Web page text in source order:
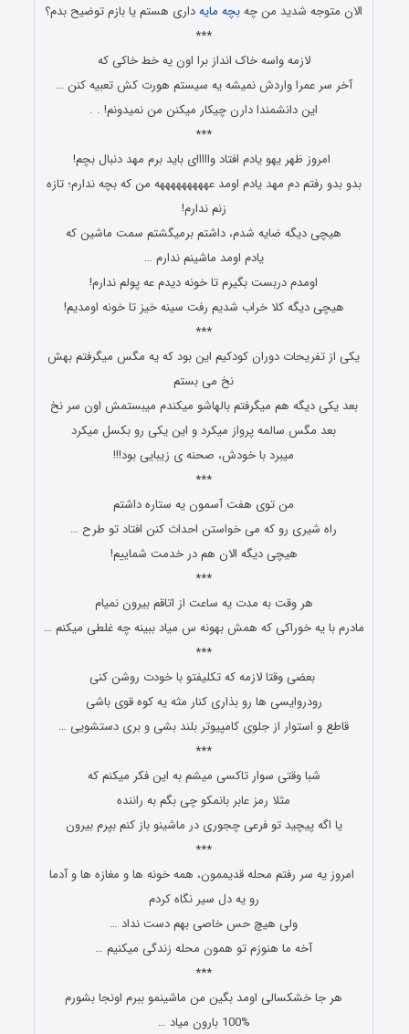
الان متوجه شدید من چهبچه مایهداری هستم یا بازم توضیح بدم؟
***
ﻻﺯﻣﻪ ﻭﺍﺳﻪ ﺧﺎﮎ ﺍﻧﺪﺍﺯ ﺑﺮﺍ ﺍﻭﻥ ﯾﻪ ﺧﻂ ﺧﺎﮐﯽ ﮐﻪ
ﺁﺧﺮ ﺳﺮ ﻋﻤﺮﺍ ﻭﺍﺭﺩﺵ ﻧﻤﯿﺸﻪ ﯾﻪ ﺳﯿﺴﺘﻢ ﻫﻮﺭﺕ ﮐﺶ ﺗﻌﺒﯿﻪ ﮐﻨﻦ …
ﺍﯾﻦ ﺩﺍﻧﺸﻤﻨﺪﺍ ﺩﺍﺭﻥ ﭼﯿﮑﺎﺭ ﻣﯿﮑﻨﻦ ﻣﻦ ﻧﻤﯿﺪﻭﻧﻢ! . .
***
ﺑﺪﻭ ﺑﺪﻭ ﺭﻓﺘﻢ ﺩﻡ ﻣﻬﺪ ﯾﺎﺩﻡ ﺍﻭﻣﺪ ﻋﻬﻬﻬﻬﻬﻬﻬﻬﻬﻪ ﻣﻦ ﮐﻪ ﺑﭽﻪ ﻧﺪﺍﺭﻡ؛ ﺗﺎﺯﻩ
ﺯﻧﻢ ﻧﺪﺍﺭﻡ!
ﻫﯿﭽﯽ ﺩﯾﮕﻪ ضایه ﺷﺪﻡ، ﺩﺍﺷﺘﻢ ﺑﺮﻣﯿﮕﺸﺘﻢ ﺳﻤﺖ ﻣﺎﺷﯿﻦ ﮐﻪ
ﯾﺎﺩﻡ ﺍﻭﻣﺪ ﻣﺎﺷﯿﻨﻢ ﻧﺪﺍﺭﻡ …
ﺍﻭﻣﺪﻡ ﺩﺭﺑﺴﺖ ﺑﮕﯿﺮﻡ ﺗﺎ ﺧﻮﻧﻪ ﺩﯾﺪﻡ ﻋﻪ ﭘﻮﻟﻢ ﻧﺪﺍﺭﻡ!
ﻫﯿﭽﯽ ﺩﯾﮕﻪ ﮐﻼ خراب شدیم رفت ﺳﯿﻨﻪ ﺧﯿﺰ ﺗﺎ ﺧﻮﻧﻪ ﺍﻭﻣﺪﯾﻢ!
***
یکی ﺍﺯ ﺗﻔﺮﯾﺤﺎﺕ ﺩﻭﺭﺍﻥ ﮐﻮﺩﮐﯿﻢ ﺍﯾﻦ ﺑﻮﺩ ﮐﻪ ﯾﻪ ﻣﮕﺲ ﻣﯿﮕﺮﻓﺘﻢ ﺑﻬﺶ
ﻧﺦ ﻣﯽ ﺑﺴﺘﻢ
ﺑﻌﺪ یکی ﺩﯾﮕﻪ ﻫﻢ ﻣﯿﮕﺮﻓﺘﻢ ﺑﺎﻟﻬﺎﺷﻮ ﻣﯿﮑﻨﺪﻡ ﻣﯿﺒﺴﺘﻤﺶ ﺍﻭﻥ ﺳﺮ ﻧﺦ
ﺑﻌﺪ ﻣﮕﺲ ﺳﺎﻟﻤﻪ ﭘﺮﻭﺍﺯ ﻣﯿﮑﺮﺩ ﻭ ﺍﯾﻦ یکی ﺭﻭ ﺑﮑﺴﻞ ﻣﯿﮑﺮﺩ
ﻣﯿﺒﺮﺩ ﺑﺎ ﺧﻮﺩﺵ، ﺻﺤﻨﻪ ﯼ ﺯﯾﺒﺎﯾﯽ ﺑﻮﺩ!!!
***
ﻣﻦ ﺗﻮﯼ ﻫﻔﺖ ﺁﺳﻤﻮﻥ ﯾﻪ ﺳﺘﺎﺭﻩ ﺩﺍﺷﺘﻢ
ﺭﺍﻩ ﺷﯿﺮﯼ ﺭﻭ ﮐﻪ ﻣﯽ ﺧﻮﺍﺳﺘﻦ ﺍﺣﺪﺍﺙ ﮐﻨﻦ ﺍﻓﺘﺎﺩ ﺗﻮ ﻃﺮﺡ …
ﻫﯿﭽﯽ ﺩﯾﮕﻪ ﺍﻻﻥ ﻫﻢ ﺩﺭ ﺧﺪﻣﺖ ﺷﻤﺎﯾﯿﻢ!
***
ﻫﺮ ﻭﻗﺖ ﺑﻪ ﻣﺪﺕ ﯾﻪ ﺳﺎﻋﺖ ﺍﺯ ﺍﺗﺎﻗﻢ ﺑﯿﺮﻭﻥ ﻧﻤﯿﺎﻡ
ﻣﺎﺩﺭﻡ ﺑﺎ ﯾﻪ ﺧﻮﺭﺍﮐﯽ ﮐﻪ ﻫﻤﺶ ﺑﻬﻮﻧﻪ ﺱ ﻣﯿﺎﺩ ﺑﺒﯿﻨﻪ ﭼﻪ ﻏﻠﻄﯽ ﻣﯿﮑﻨﻢ …
***
ﺭﻭﺩﺭﻭﺍﯾﺴﯽ ﻫﺎ ﺭﻭ ﺑﺬﺍﺭﯼ ﮐﻨﺎﺭ ﻣﺜﻪ ﯾﻪ ﮐﻮﻩ ﻗﻮﯼ ﺑﺎﺷﯽ
ﻗﺎﻃﻊ ﻭ ﺍﺳﺘﻮﺍﺭ ﺍﺯ ﺟﻠﻮﯼ کامپیوتر ﺑﻠﻨﺪ ﺑﺸﯽ ﻭ ﺑﺮﯼ ﺩﺳﺘﺸﻮﯾﯽ …
***
ﻣﺜﻼ ﺭﻣﺰ ﻋﺎﺑﺮ ﺑﺎﻧﻤﮑﻮ چی ﺑﮕﻢ ﺑﻪ ﺭﺍﻧﻨﺪﻩ
ﯾﺎ ﺍﮔﻪ ﭘﯿﭽﯿﺪ ﺗﻮ ﻓﺮﻋﯽ ﭼﺠﻮﺭﯼ ﺩﺭ ﻣﺎﺷﯿﻨﻮ ﺑﺎﺯ ﮐﻨﻢ ﺑﭙﺮﻡ ﺑﯿﺮﻭﻥ
***
‎ ﺍﻣﺮﻭﺯ ﯾﻪ ﺳﺮ ﺭﻓﺘﻢ ﻣﺤﻠﻪ ﻗﺪﯾﻤﻤﻮﻥ، ﻫﻤﻪ ﺧﻮﻧﻪ ﻫﺎ ﻭ ﻣﻐﺎﺯﻩ ﻫﺎ ﻭ ﺁﺩﻣﺎ
ﺭﻭ ﯾﻪ ﺩﻝ ﺳﯿﺮ ﻧﮕﺎﻩ ﮐﺮﺩﻡ
ﻭﻟﯽ ﻫﯿﭻ ﺣﺲ ﺧﺎﺻﯽ ﺑﻬﻢ ﺩﺳﺖ ﻧﺪﺍﺩ …
ﺁﺧﻪ ﻣﺎ ﻫﻨﻮﺯﻡ ﺗﻮ ﻫﻤﻮﻥ ﻣﺤﻠﻪ ﺯﻧﺪﮔﯽ ﻣﯿﮑﻨﯿﻢ …
***
ﻫﺮ ﺟﺎ ﺧﺸﮑﺴﺎﻟﯽ ﺍﻭﻣﺪ ﺑﮕﯿﻦ ﻣﻦ ﻣﺎﺷﯿﻨﻤﻮ ﺑﺒﺮﻡ ﺍﻭﻧﺠﺎ ﺑﺸﻮﺭﻡ
100% ﺑﺎﺭﻭﻥ ﻣﯿﺎﺩ …